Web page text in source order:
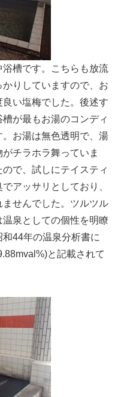
浴槽です。こちらも放流
りしていますので、お
い塩梅でした。後述す
が最もお湯のコンディ
お湯は無色透明で、湯
チラホラ舞っていま
で、試しにテイスティ
アッサリとしており、
せんでした。ツルツル
泉としての個性を明瞭
44年の温泉分析書に
と記載されて